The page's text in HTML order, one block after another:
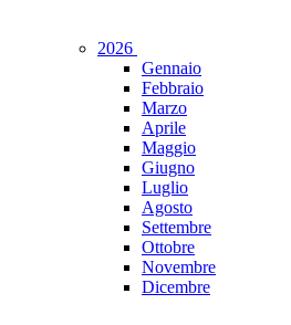
2026
Gennaio
Febbraio
Marzo
Aprile
Maggio
Giugno
Luglio
Agosto
Settembre
Ottobre
Novembre
Dicembre